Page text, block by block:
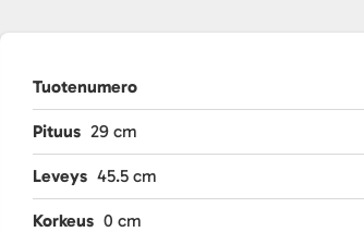
Tuotenumero
Pituus 29 cm
Leveys 45.5 cm
Korkeus 0 cm